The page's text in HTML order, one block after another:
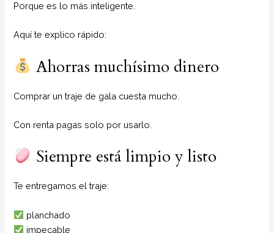
Porque es lo más inteligente.
Aquí te explico rápido:
Ahorras muchísimo dinero
Comprar un traje de gala cuesta mucho.
Con renta pagas solo por usarlo.
Siempre está limpio y listo
Te entregamos el traje:
planchado
impecable